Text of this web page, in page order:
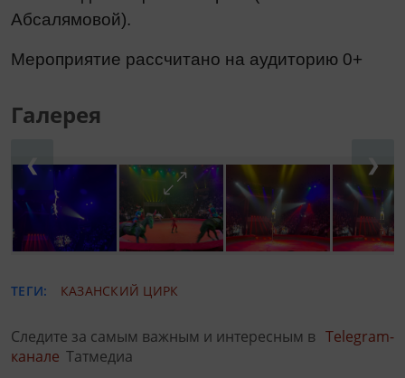
Абсалямовой).
Мероприятие рассчитано на аудиторию 0+
Галерея
❮ ❯
ТЕГИ: КАЗАНСКИЙ ЦИРК
Следите за самым важным и интересным в Telegram-
канале Татмедиа